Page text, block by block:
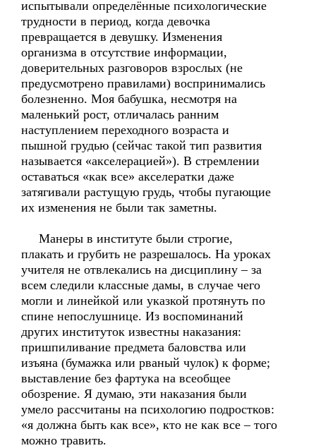
испытывали определённые психологические
трудности в период, когда девочка
превращается в девушку. Изменения
организма в отсутствие информации,
доверительных разговоров взрослых (не
предусмотрено правилами) воспринимались
болезненно. Моя бабушка, несмотря на
маленький рост, отличалась ранним
наступлением переходного возраста и
пышной грудью (сейчас такой тип развития
называется «акселерацией»). В стремлении
оставаться «как все» акселератки даже
затягивали растущую грудь, чтобы пугающие
их изменения не были так заметны.
Манеры в институте были строгие,
плакать и грубить не разрешалось. На уроках
учителя не отвлекались на дисциплину – за
всем следили классные дамы, в случае чего
могли и линейкой или указкой протянуть по
спине непослушнице. Из воспоминаний
других институток известны наказания:
пришпиливание предмета баловства или
изъяна (бумажка или рваный чулок) к форме;
выставление без фартука на всеобщее
обозрение. Я думаю, эти наказания были
умело рассчитаны на психологию подростков:
«я должна быть как все», кто не как все – того
можно травить.